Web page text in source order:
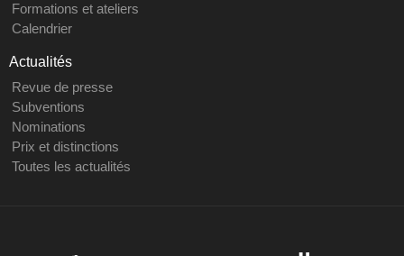
Formations et ateliers
Calendrier
Actualités
Revue de presse
Subventions
Nominations
Prix et distinctions
Toutes les actualités